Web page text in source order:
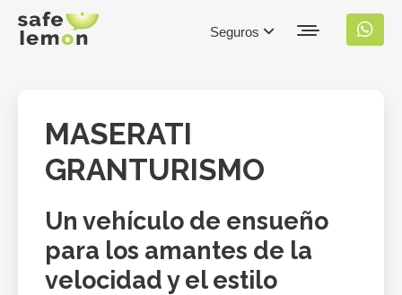
Seguros
MASERATI
GRANTURISMO
Un vehículo de ensueño
para los amantes de la
velocidad y el estilo